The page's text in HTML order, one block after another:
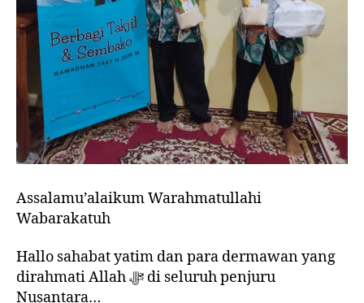
Assalamu’alaikum Warahmatullahi
Wabarakatuh
Hallo sahabat yatim dan para dermawan yang
dirahmati Allah ﷻ di seluruh penjuru
Nusantara…